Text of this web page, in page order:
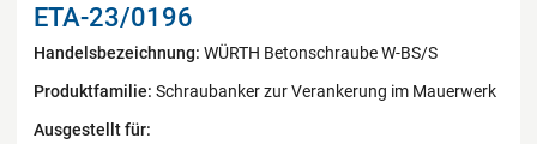
ETA-23/0196
Handelsbezeichnung: WÜRTH Betonschraube W-BS/S
Produktfamilie: Schraubanker zur Verankerung im Mauerwerk
Ausgestellt für: